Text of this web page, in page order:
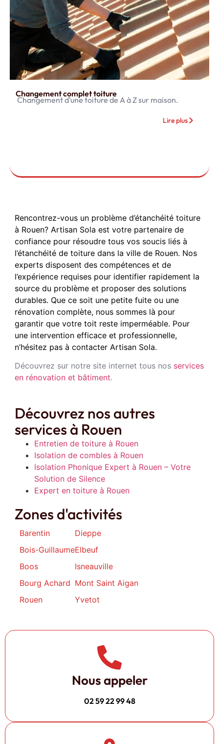
Changement complet toiture
Changement d’une toiture de A à Z sur maison.
Lire plus
Rencontrez-vous un problème d’étanchéité toiture
à Rouen? Artisan Sola est votre partenaire de
confiance pour résoudre tous vos soucis liés à
l’étanchéité de toiture dans la ville de Rouen. Nos
experts disposent des compétences et de
l’expérience requises pour identifier rapidement la
source du problème et proposer des solutions
durables. Que ce soit une petite fuite ou une
rénovation complète, nous sommes là pour
garantir que votre toit reste imperméable. Pour
une intervention efficace et professionnelle,
n’hésitez pas à contacter Artisan Sola.
Découvrez sur notre site internet tous nos services
en rénovation et bâtiment.
Découvrez nos autres
services à Rouen
Entretien de toiture à Rouen
Isolation de combles à Rouen
Isolation Phonique Expert à Rouen – Votre
Solution de Silence
Expert en toiture à Rouen
Zones d'activités
Barentin
Bois-Guillaume
Boos
Bourg Achard
Rouen
Dieppe
Elbeuf
Isneauville
Mont Saint Aigan
Yvetot
Nous appeler
02 59 22 99 48